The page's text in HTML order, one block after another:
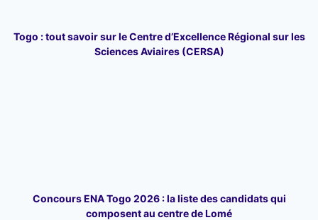
Togo : tout savoir sur le Centre d’Excellence Régional sur les
Sciences Aviaires (CERSA)
Concours ENA Togo 2026 : la liste des candidats qui
composent au centre de Lomé